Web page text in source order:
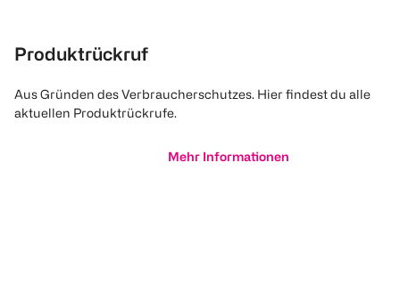
Produktrückruf
Aus Gründen des Verbraucherschutzes. Hier findest du alle
aktuellen Produktrückrufe.
Mehr Informationen